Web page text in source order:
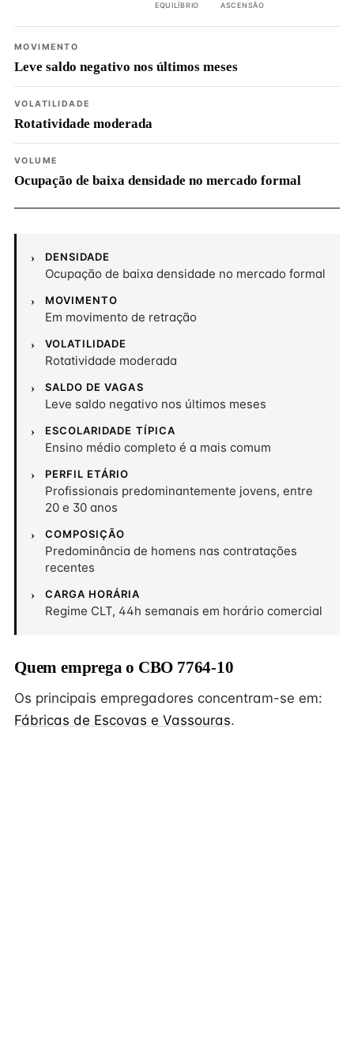
EQUILÍBRIO
ASCENSÃO
MOVIMENTO
Leve saldo negativo nos últimos meses
VOLATILIDADE
Rotatividade moderada
VOLUME
Ocupação de baixa densidade no mercado formal
DENSIDADE
Ocupação de baixa densidade no mercado formal
MOVIMENTO
Em movimento de retração
VOLATILIDADE
Rotatividade moderada
SALDO DE VAGAS
Leve saldo negativo nos últimos meses
ESCOLARIDADE TÍPICA
Ensino médio completo é a mais comum
PERFIL ETÁRIO
Profissionais predominantemente jovens, entre
20 e 30 anos
COMPOSIÇÃO
Predominância de homens nas contratações
recentes
CARGA HORÁRIA
Regime CLT, 44h semanais em horário comercial
Quem emprega o CBO 7764-10
Os principais empregadores concentram-se em:
Fábricas de Escovas e Vassouras.